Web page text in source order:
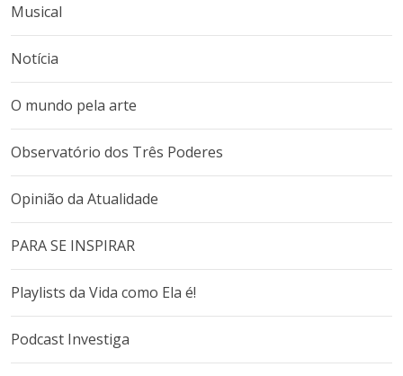
Musical
Notícia
O mundo pela arte
Observatório dos Três Poderes
Opinião da Atualidade
PARA SE INSPIRAR
Playlists da Vida como Ela é!
Podcast Investiga